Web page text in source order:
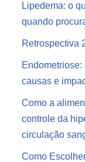
Lipedema: o
quando
Retrospectiva
causas e
Como a
controle da
circulação
Como